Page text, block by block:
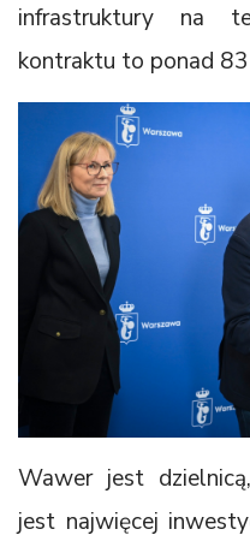
infrastruktury na
kontraktu to ponad 83
Wawer jest
jest najwięcej